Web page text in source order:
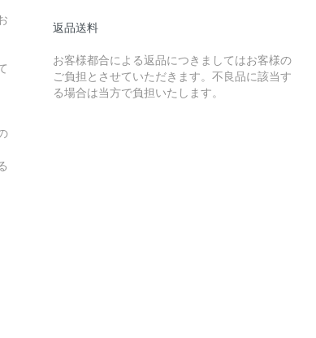
返品送料
お客様都合による返品につきましてはお客様の
ご負担とさせていただきます。不良品に該当す
る場合は当方で負担いたします。